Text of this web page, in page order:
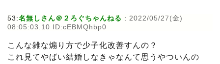
53:名無しさん＠２ろぐちゃんねる : 2022/05/27(金)
08:05:03.10 ID:cEBMQhbp0
こんな雑な煽り方で少子化改善すんの？
これ見てやばい結婚しなきゃなんて思うやついんの